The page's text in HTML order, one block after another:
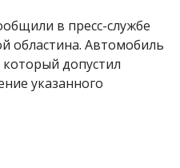
в пресс-службе
областина. Автомобиль
допустил
указанного